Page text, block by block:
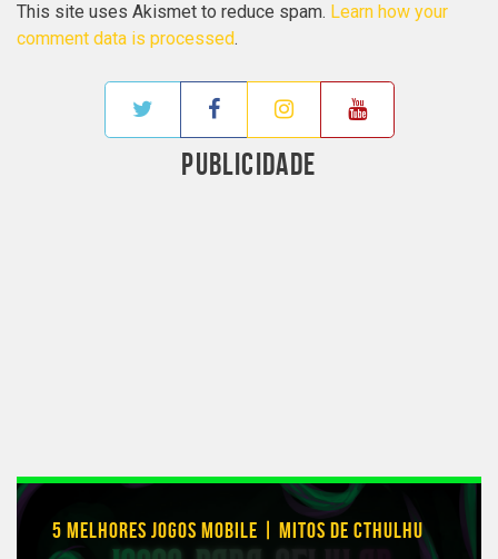
This site uses Akismet to reduce spam. Learn how your
comment data is processed.
PUBLICIDADE
5 MELHORES JOGOS MOBILE | MITOS DE CTHULHU